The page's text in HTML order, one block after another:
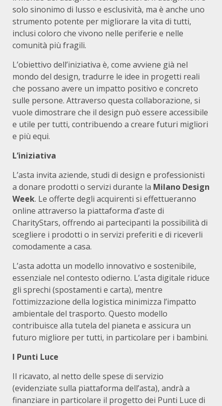
solo sinonimo di lusso e esclusività, ma è anche uno
strumento potente per migliorare la vita di tutti,
inclusi coloro che vivono nelle periferie e nelle
comunità più fragili.
L’obiettivo dell’iniziativa è, come avviene già nel
mondo del design, tradurre le idee in progetti reali
che possano avere un impatto positivo e concreto
sulle persone. Attraverso questa collaborazione, si
vuole dimostrare che il design può essere accessibile
e utile per tutti, contribuendo a creare futuri migliori
e più equi.
L’iniziativa
L’asta invita aziende, studi di design e professionisti
a donare prodotti o servizi durante la Milano Design
Week. Le offerte degli acquirenti si effettueranno
online attraverso la piattaforma d’aste di
CharityStars, offrendo ai partecipanti la possibilità di
scegliere i prodotti o in servizi preferiti e di riceverli
comodamente a casa.
L’asta adotta un modello innovativo e sostenibile,
essenziale nel contesto odierno. L’asta digitale riduce
gli sprechi (spostamenti e carta), mentre
l’ottimizzazione della logistica minimizza l’impatto
ambientale del trasporto. Questo modello
contribuisce alla tutela del pianeta e assicura un
futuro migliore per tutti, in particolare per i bambini.
I Punti Luce
Il ricavato, al netto delle spese di servizio
(evidenziate sulla piattaforma dell’asta), andrà a
finanziare in particolare il progetto dei Punti Luce di